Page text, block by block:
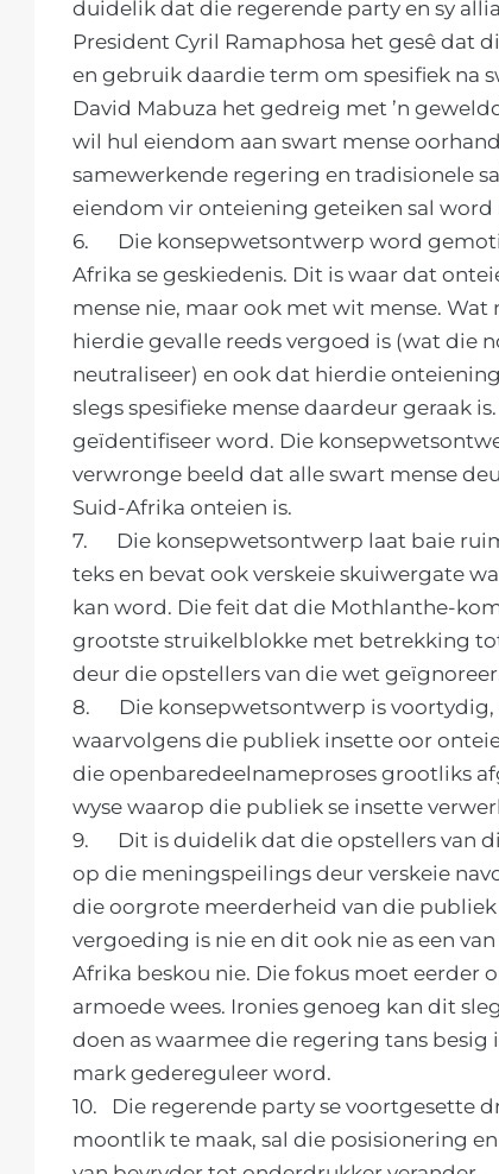
duidelik dat die regerende party en sy
President Cyril Ramaphosa het gesê dat
en gebruik daardie term om spesifiek na
David Mabuza het gedreig met ’n
wil hul eiendom aan swart mense
samewerkende regering en tradisionele
eiendom vir onteiening geteiken sal word
6. Die konsepwetsontwerp word
Afrika se geskiedenis. Dit is waar dat
mense nie, maar ook met wit mense. Wat
hierdie gevalle reeds vergoed is (wat die
neutraliseer) en ook dat hierdie
slegs spesifieke mense daardeur geraak
geïdentifiseer word. Die
verwronge beeld dat alle swart mense
Suid-Afrika onteien is.
7. Die konsepwetsontwerp laat baie
teks en bevat ook verskeie skuiwergate
kan word. Die feit dat die Mothlanthe-
grootste struikelblokke met betrekking
deur die opstellers van die wet
8. Die konsepwetsontwerp is voortydig,
waarvolgens die publiek insette oor
die openbaredeelnameproses grootliks
wyse waarop die publiek se insette
9. Dit is duidelik dat die opstellers van
op die meningspeilings deur verskeie
die oorgrote meerderheid van die
vergoeding is nie en dit ook nie as een
Afrika beskou nie. Die fokus moet eerder
armoede wees. Ironies genoeg kan dit
doen as waarmee die regering tans
mark gedereguleer word.
10. Die regerende party se voortgesette
moontlik te maak, sal die posisionering